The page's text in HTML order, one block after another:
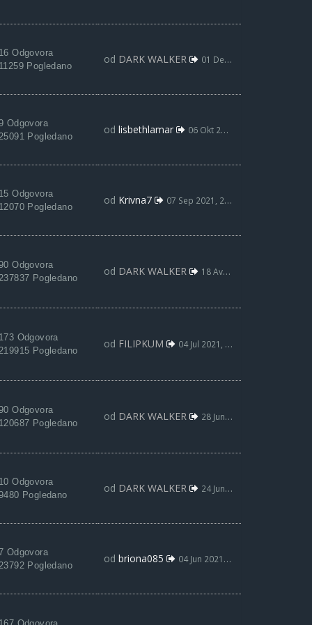
16 Odgovora
11259 Pogledano
od DARK WALKER 01 Dec 2021, 18:46
Odgovora
Pogledano
od lisbethlamar 06 Okt 2021, 06:04
15 Odgovora
12070 Pogledano
od Krivna7 07 Sep 2021, 22:25
Odgovora
Pogledano
od DARK WALKER 18 Avg 2021, 08:50
173 Odgovora
Pogledano
od FILIPKUM 04 Jul 2021, 20:30
Odgovora
120687 Pogledano
od DARK WALKER 28 Jun 2021, 15:27
10 Odgovora
Pogledano
od DARK WALKER 24 Jun 2021, 07:00
Odgovora
Pogledano
od briona085 04 Jun 2021, 05:53